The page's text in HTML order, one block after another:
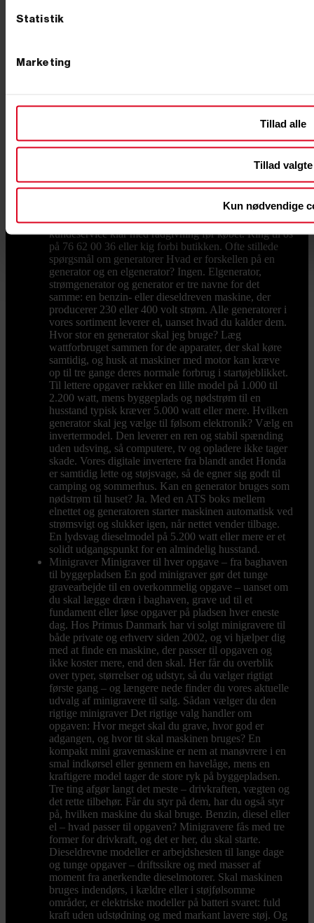
Statistik
Marketing
Tillad alle
Tillad valgte
Kun nødvendige
almindelig samtale. Vil du sikre huset eller
nettet falder ud. Du kan også vælge et komplet
nødstrømsanlæg, hvor generator og automatik er tænkt
af generatortilbehør, så din maskine er klar, hver gang
du får brug for den. Køb din generator hos Primus
virksomhed med fysisk butik i Børkop, hvor du kan se
importerer direkte fra fabrikanterne, så du får kvalitet til
fornuftige priser, og alt ligger på eget lager: bestiller du
udgangspunkt samme dag. Har du spørgsmål til valg af
model, størrelse eller nødstrøm, sidder vores danske
kundeservice klar med rådgivning før købet. Ring til os
på 76 62 00 36 eller kig forbi butikken. Ofte stillede
spørgsmål om generatorer Hvad er forskellen på en
generator og en elgenerator? Ingen. Elgenerator,
strømgenerator og generator er tre navne for det
samme: en benzin- eller dieseldreven maskine, der
producerer 230 eller 400 volt strøm. Alle generatorer i
vores sortiment leverer el, uanset hvad du kalder dem.
Hvor stor en generator skal jeg bruge? Læg
wattforbruget sammen for de apparater, der skal køre
samtidig, og husk at maskiner med motor kan kræve
op til tre gange deres normale forbrug i startøjeblikket.
Til lettere opgaver rækker en lille model på 1.000 til
2.200 watt, mens byggeplads og nødstrøm til en
husstand typisk kræver 5.000 watt eller mere. Hvilken
generator skal jeg vælge til følsom elektronik? Vælg en
invertermodel. Den leverer en ren og stabil spænding
uden udsving, så computere, tv og opladere ikke tager
skade. Vores digitale invertere fra blandt andet Honda
er samtidig lette og støjsvage, så de egner sig godt til
camping og sommerhus. Kan en generator bruges som
nødstrøm til huset? Ja. Med en ATS boks mellem
elnettet og generatoren starter maskinen automatisk ved
strømsvigt og slukker igen, når nettet vender tilbage.
En lydsvag dieselmodel på 5.200 watt eller mere er et
solidt udgangspunkt for en almindelig husstand.
Minigraver Minigraver til hver opgave – fra baghaven
til byggepladsen En god minigraver gør det tunge
gravearbejde til en overkommelig opgave – uanset om
du skal lægge dræn i baghaven, grave ud til et
fundament eller løse opgaver på pladsen hver eneste
dag. Hos Primus Danmark har vi solgt minigravere til
både private og erhverv siden 2002, og vi hjælper dig
med at finde en maskine, der passer til opgaven og
ikke koster mere, end den skal. Her får du overblik
over typer, størrelser og udstyr, så du vælger rigtigt
første gang – og længere nede finder du vores aktuelle
udvalg af minigravere til salg. Sådan vælger du den
rigtige minigraver Det rigtige valg handler om
opgaven: Hvor meget skal du grave, hvor god er
adgangen, og hvor tit skal maskinen bruges? En
kompakt mini gravemaskine er nem at manøvrere i en
smal indkørsel eller gennem en havelåge, mens en
kraftigere model tager de store ryk på byggepladsen.
Tre ting afgør langt det meste – drivkraften, vægten og
det rette tilbehør. Får du styr på dem, har du også styr
på, hvilken maskine du skal bruge. Benzin, diesel eller
el – hvad passer til opgaven? Minigravere fås med tre
former for drivkraft, og det er her, du skal starte.
Dieseldrevne modeller er arbejdshesten til lange dage
og tunge opgaver – driftssikre og med masser af
moment fra anerkendte dieselmotorer. Skal maskinen
bruges indendørs, i kældre eller i støjfølsomme
områder, er elektriske modeller på batteri svaret: fuld
kraft uden udstødning og med markant lavere støj. Og